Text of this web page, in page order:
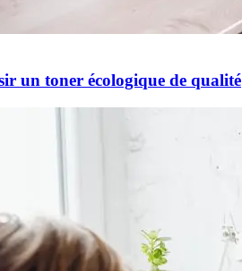
un toner écologique de qualité